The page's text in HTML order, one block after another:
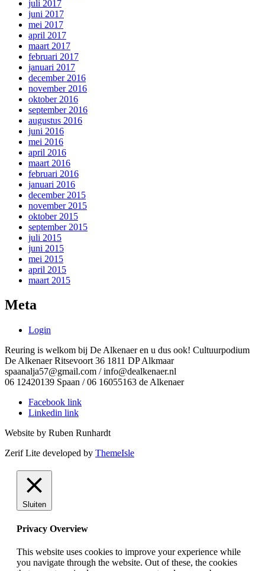
juli 2017
juni 2017
mei 2017
april 2017
maart 2017
februari 2017
januari 2017
december 2016
november 2016
oktober 2016
september 2016
augustus 2016
juni 2016
mei 2016
april 2016
maart 2016
februari 2016
januari 2016
december 2015
november 2015
oktober 2015
september 2015
juli 2015
juni 2015
mei 2015
april 2015
maart 2015
Meta
Login
Reuring is welkom bij De Alkenaer en u dus ook! Cultuurpodium
De Alkenaer Ritsevoort 36 1811 DP Alkmaar
spaanalja57@gmail.com / info@dealkenaer.nl
06 12420139 Spaan / 06 16055163 de Alkenaer
Facebook link
Linkedin link
Website by Ruben Runhardt
Zerif Lite developed by ThemeIsle
Sluiten
Privacy Overview
This website uses cookies to improve your experience while
you navigate through the website. Out of these, the cookies